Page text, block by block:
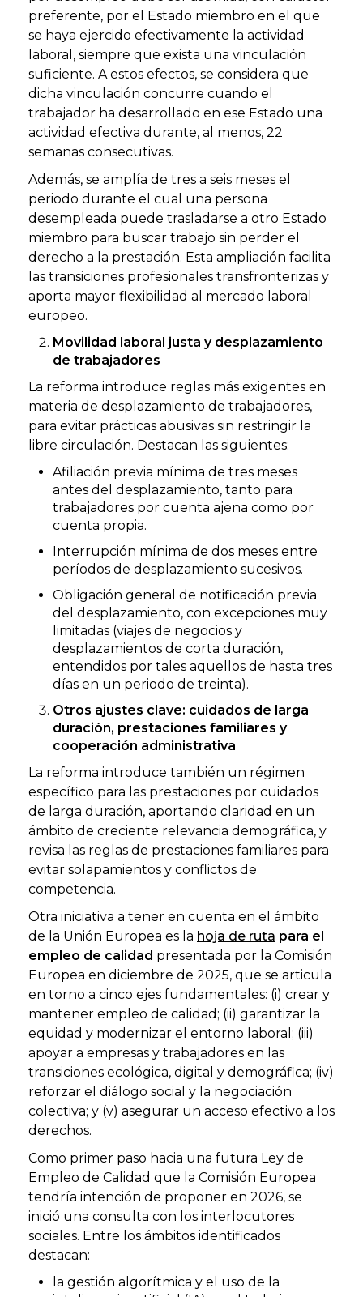
preferente, por el Estado miembro en el que
se haya ejercido efectivamente la actividad
laboral, siempre que exista una vinculación
suficiente. A estos efectos, se considera que
dicha vinculación concurre cuando el
trabajador ha desarrollado en ese Estado una
actividad efectiva durante, al menos, 22
semanas consecutivas.
Además, se amplía de tres a seis meses el
periodo durante el cual una persona
desempleada puede trasladarse a otro Estado
miembro para buscar trabajo sin perder el
derecho a la prestación. Esta ampliación facilita
las transiciones profesionales transfronterizas y
aporta mayor flexibilidad al mercado laboral
europeo.
Movilidad laboral justa y desplazamiento
de trabajadores
La reforma introduce reglas más exigentes en
materia de desplazamiento de trabajadores,
para evitar prácticas abusivas sin restringir la
libre circulación. Destacan las siguientes:
Afiliación previa mínima de tres meses
antes del desplazamiento, tanto para
trabajadores por cuenta ajena como por
cuenta propia.
Interrupción mínima de dos meses entre
períodos de desplazamiento sucesivos.
Obligación general de notificación previa
del desplazamiento, con excepciones muy
limitadas (viajes de negocios y
desplazamientos de corta duración,
entendidos por tales aquellos de hasta tres
días en un periodo de treinta).
Otros ajustes clave: cuidados de larga
duración, prestaciones familiares y
cooperación administrativa
La reforma introduce también un régimen
específico para las prestaciones por cuidados
de larga duración, aportando claridad en un
ámbito de creciente relevancia demográfica, y
revisa las reglas de prestaciones familiares para
evitar solapamientos y conflictos de
competencia.
Otra iniciativa a tener en cuenta en el ámbito
de la Unión Europea es la hoja de ruta para el
empleo de calidad presentada por la Comisión
Europea en diciembre de 2025, que se articula
en torno a cinco ejes fundamentales: (i) crear y
mantener empleo de calidad; (ii) garantizar la
equidad y modernizar el entorno laboral; (iii)
apoyar a empresas y trabajadores en las
transiciones ecológica, digital y demográfica; (iv)
reforzar el diálogo social y la negociación
colectiva; y (v) asegurar un acceso efectivo a los
derechos.
Como primer paso hacia una futura Ley de
Empleo de Calidad que la Comisión Europea
tendría intención de proponer en 2026, se
inició una consulta con los interlocutores
sociales. Entre los ámbitos identificados
destacan:
la gestión algorítmica y el uso de la